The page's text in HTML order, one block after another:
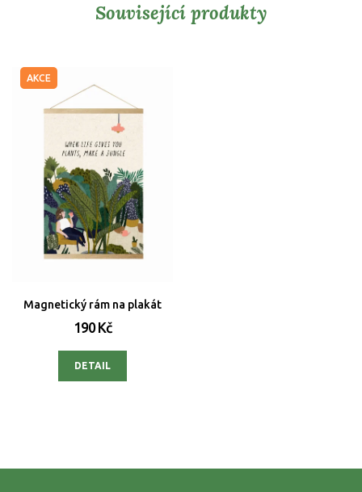
Související produkty
AKCE
Magnetický rám na plakát
190 Kč
DETAIL